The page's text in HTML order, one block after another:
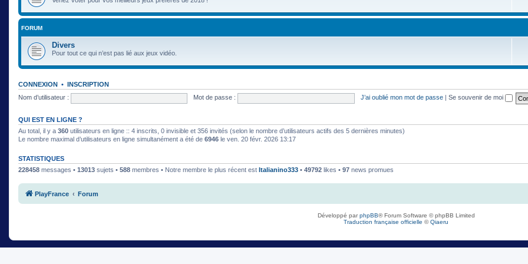
FORUM
Divers
Pour tout ce qui n’est pas lié aux jeux vidéo.
CONNEXION • INSCRIPTION
Nom d’utilisateur :
Mot de passe : J’ai oublié mon mot de passe Se souvenir de moi
QUI EST EN LIGNE ?
Au total, il y a 360 utilisateurs en ligne :: 4 inscrits, 0 invisible et 356 invités (selon le nombre d’utilisateurs actifs des 5 dernières minutes)
Le nombre maximal d’utilisateurs en ligne simultanément a été de 6946 le ven. 20 févr. 2026 13:17
STATISTIQUES
228458 messages • 13013 sujets • 588 membres • Notre membre le plus récent est Italianino333 • 49792 likes • 97 news promues
PlayFrance Forum
Développé parphpBB® Forum Software © phpBB Limited
Traduction française officielle ©Qiaeru